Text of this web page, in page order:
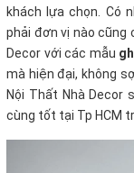
khách lựa chọn. Có
phải đơn vị nào cũng
Decor với các mẫu
mà hiện đại, không
Nội Thất Nhà Decor
cùng tốt tại Tp HCM